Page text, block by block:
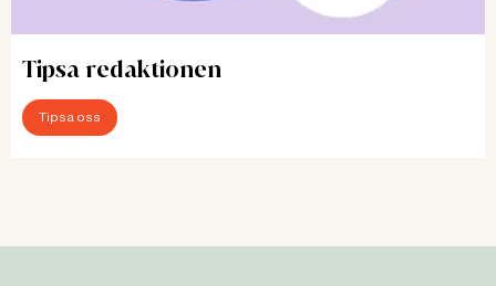
Tipsa redaktionen
Tipsa oss